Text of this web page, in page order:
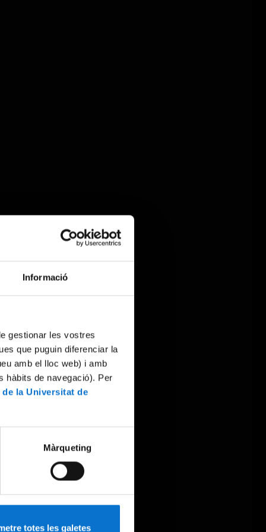
Informació
gestionar les vostres
que puguin diferenciar la
amb el lloc web) i amb
hàbits de navegació). Per
la Universitat de
Màrqueting
totes les galetes